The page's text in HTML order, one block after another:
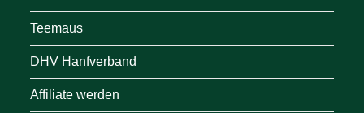
Teemaus
DHV Hanfverband
Affiliate werden